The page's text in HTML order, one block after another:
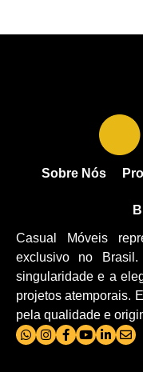
Sobre Nós
Casual Móveis
exclusivo no
singularidade e a
projetos atemporais.
pela qualidade e